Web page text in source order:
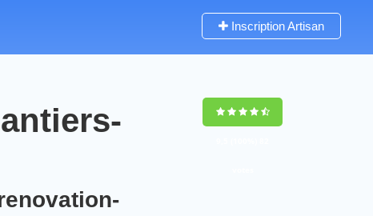
Inscription Artisan